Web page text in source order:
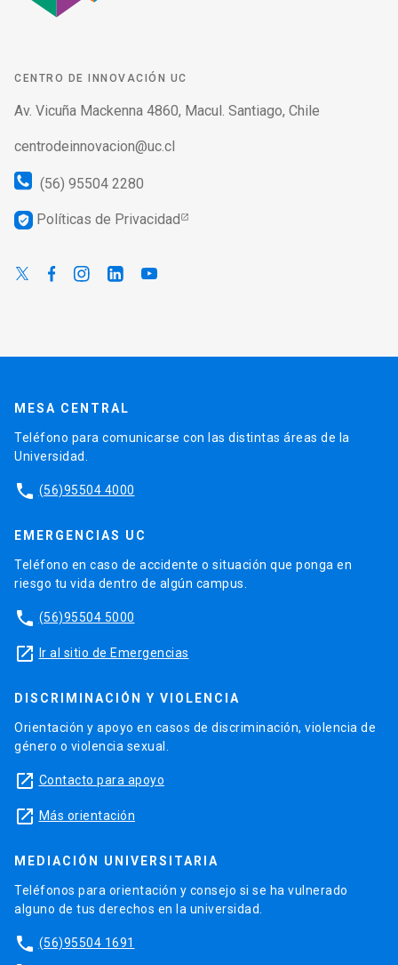
CENTRO DE INNOVACIÓN UC
Av. Vicuña Mackenna 4860, Macul. Santiago, Chile
centrodeinnovacion@uc.cl
(56) 95504 2280
verified_user Políticas de Privacidad
MESA CENTRAL
Teléfono para comunicarse con las distintas áreas de la
Universidad.
phone (56)95504 4000
EMERGENCIAS UC
Teléfono en caso de accidente o situación que ponga en
riesgo tu vida dentro de algún campus.
phone (56)95504 5000
launch Ir al sitio de Emergencias
DISCRIMINACIÓN Y VIOLENCIA
Orientación y apoyo en casos de discriminación, violencia de
género o violencia sexual.
launch Contacto para apoyo
launch Más orientación
MEDIACIÓN UNIVERSITARIA
Teléfonos para orientación y consejo si se ha vulnerado
alguno de tus derechos en la universidad.
phone (56)95504 1691